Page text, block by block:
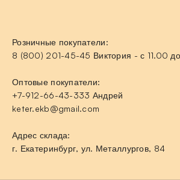
Розничные покупатели:
8 (800) 201-45-45 Виктория - с 11.00
Оптовые покупатели:
+7-912-66-43-333 Андрей
keter.ekb@gmail.com
Адрес склада:
г. Екатеринбург, ул. Металлургов, 84